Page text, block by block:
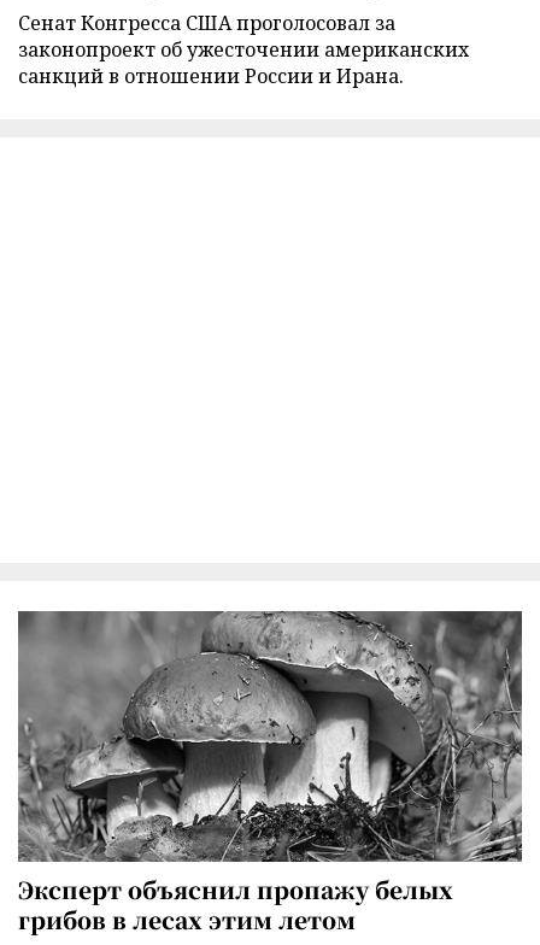
Сенат Конгресса США проголосовал за
законопроект об ужесточении американских
санкций в отношении России и Ирана.
Эксперт объяснил пропажу белых
грибов в лесах этим летом